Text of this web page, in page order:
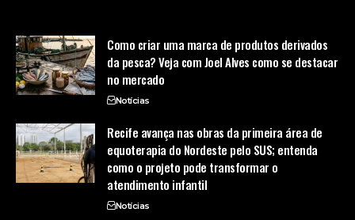
Como criar uma marca de produtos derivados
da pesca? Veja com Joel Alves como se destacar
no mercado
Notícias
Recife avança nas obras da primeira área de
equoterapia do Nordeste pelo SUS; entenda
como o projeto pode transformar o
atendimento infantil
Notícias